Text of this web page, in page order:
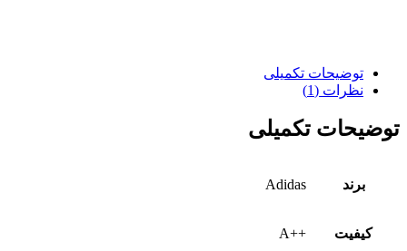
توضیحات تکمیلی
نظرات (1)
توضیحات تکمیلی
برند Adidas
کیفیت ++A